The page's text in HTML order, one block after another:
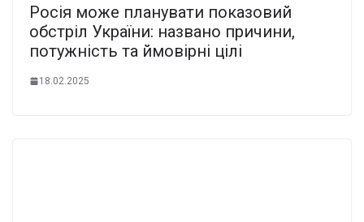
Росія може планувати показовий
обстріл України: названо причини,
потужність та ймовірні цілі
18.02.2025